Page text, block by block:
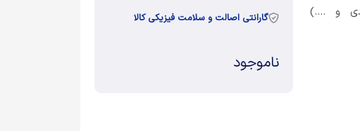
و ....)
گارانتی اصالت و سلامت فیزیکی کالا
ناموجود